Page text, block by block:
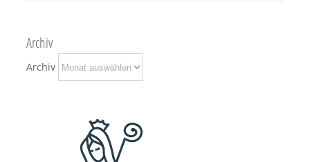
Archiv
Archiv